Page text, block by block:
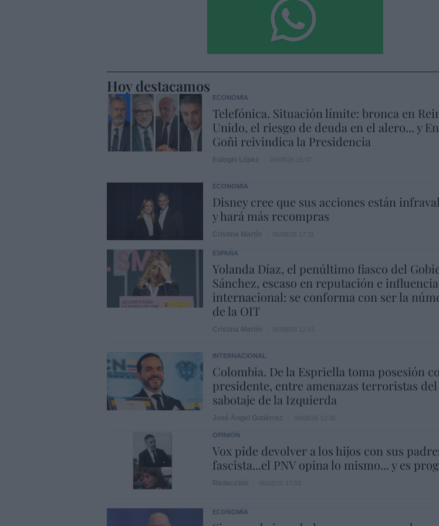
Hoy destacamos
ECONOMÍA
Telefónica. Situación límite: bronca en
Unido, el riesgo de deuda en el alero... y
Goñi reivindica la Presidencia
ECONOMÍA
Disney cree que sus acciones están
y hará más recompras
ESPAÑA
Yolanda Díaz, el penúltimo fiasco del
Sánchez, escaso en reputación e influencia
internacional: se conforma con ser la
de la OIT
INTERNACIONAL
Colombia. De la Espriella toma posesión
presidente, entre amenazas terroristas del
sabotaje de la Izquierda
OPINIÓN
Vox pide devolver a los hijos con sus
fascista...el PNV opina lo mismo... y es
ECONOMÍA